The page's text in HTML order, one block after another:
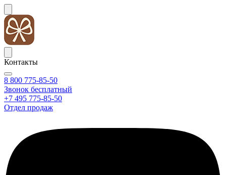
Контакты
8 800 775-85-50
Звонок бесплатный
+7 495 775-85-50
Отдел продаж